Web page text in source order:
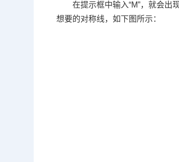
在提示框中输入“M”，就会出
想要的对称线，如下图所示：